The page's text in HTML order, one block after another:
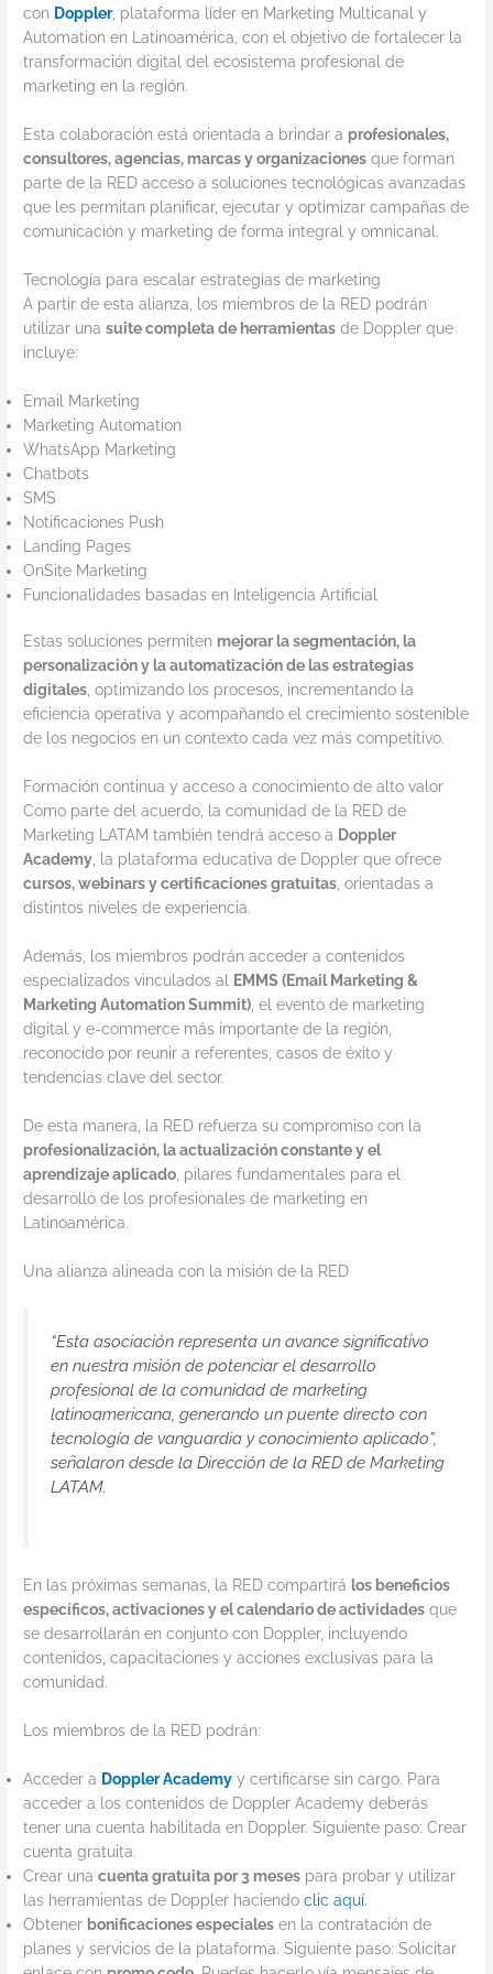
con Doppler, plataforma líder en Marketing Multicanal y
Automation en Latinoamérica, con el objetivo de fortalecer la
transformación digital del ecosistema profesional de
marketing en la región.
Esta colaboración está orientada a brindar a profesionales,
consultores, agencias, marcas y organizaciones que forman
parte de la RED acceso a soluciones tecnológicas avanzadas
que les permitan planificar, ejecutar y optimizar campañas de
comunicación y marketing de forma integral y omnicanal.
Tecnología para escalar estrategias de marketing
A partir de esta alianza, los miembros de la RED podrán
utilizar unasuite completa de herramientas de Doppler que
incluye:
Email Marketing
Marketing Automation
WhatsApp Marketing
Chatbots
SMS
Notificaciones Push
Landing Pages
OnSite Marketing
Funcionalidades basadas en Inteligencia Artificial
Estas soluciones permiten mejorar la segmentación, la
personalización y la automatización de las estrategias
digitales, optimizando los procesos, incrementando la
eficiencia operativa y acompañando el crecimiento sostenible
de los negocios en un contexto cada vez más competitivo.
Formación continua y acceso a conocimiento de alto valor
Como parte del acuerdo, la comunidad de la RED de
Marketing LATAM también tendrá acceso a Doppler
Academy, la plataforma educativa de Doppler que ofrece
cursos, webinars y certificaciones gratuitas, orientadas a
distintos niveles de experiencia.
Además, los miembros podrán acceder a contenidos
especializados vinculados al
EMMS (Email Marketing &
Marketing Automation Summit) , el evento de marketing
digital y e-commerce más importante de la región,
reconocido por reunir a referentes, casos de éxito y
tendencias clave del sector.
De esta manera, la RED refuerza su compromiso con la
profesionalización, la actualización constante y el
aprendizaje aplicado , pilares fundamentales para el
desarrollo de los profesionales de marketing en
Latinoamérica.
Una alianza alineada con la misión de la RED
“Esta asociación representa un avance significativo
en nuestra misión de potenciar el desarrollo
profesional de la comunidad de marketing
latinoamericana, generando un puente directo con
tecnología de vanguardia y conocimiento aplicado”,
señalaron desde la Dirección de la RED de Marketing
LATAM.
En las próximas semanas, la RED compartirá los beneficios
específicos, activaciones y el calendario de actividades que
se desarrollarán en conjunto con Doppler, incluyendo
contenidos, capacitaciones y acciones exclusivas para la
comunidad.
Los miembros de la RED podrán:
Acceder a Doppler Academy y certificarse sin cargo. Para
acceder a los contenidos de Doppler Academy deberás
tener una cuenta habilitada en Doppler. Siguiente paso: Crear
cuenta gratuita.
Crear unacuenta gratuita por 3 meses para probar y utilizar
las herramientas de Doppler haciendoclic aquí.
Obtener bonificaciones especiales en la contratación de
planes y servicios de la plataforma. Siguiente paso: Solicitar